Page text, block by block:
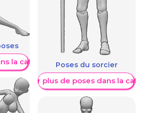
la catégorie Poses du sorcier
Afficher plus de poses dans la